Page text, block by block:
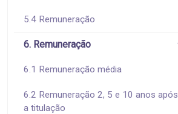
5.4 Remuneração
6. Remuneração
6.1 Remuneração média
6.2 Remuneração 2, 5 e 10 anos após
a titulação